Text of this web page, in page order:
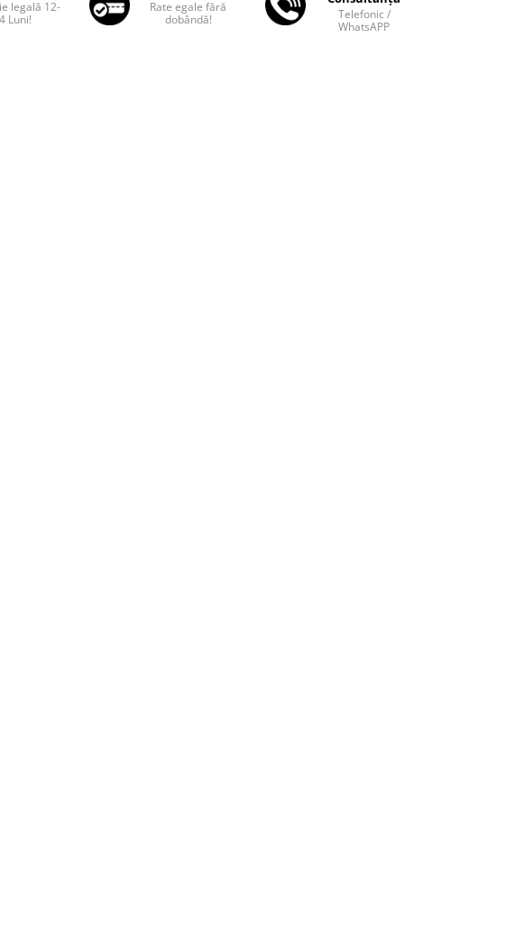
legală 12-
Luni!
Rate egale fără
dobândă!
Telefonic /
WhatsAPP